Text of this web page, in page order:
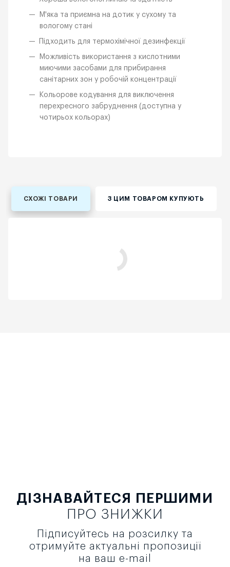
М'яка та приємна на дотик у сухому та
вологому стані
Підходить для термохімічної дезинфекції
Можливість використання з кислотними
миючими засобами для прибирання
санітарних зон у робочій концентрації
Кольорове кодування для виключення
перехресного забруднення (доступна у
чотирьох кольорах)
СХОЖІ ТОВАРИ З ЦИМ ТОВАРОМ КУПУЮТЬ
ДІЗНАВАЙТЕСЯ ПЕРШИМИ
ПРО ЗНИЖКИ
Підписуйтесь на розсилку та
отримуйте актуальні пропозиції
на ваш e-mail